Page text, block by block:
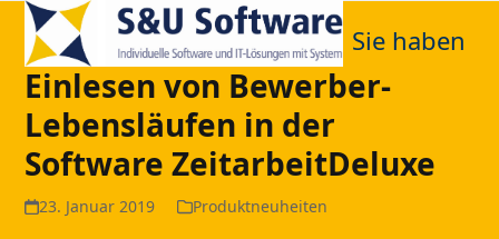
Skip
content
Open
mobile
menu
Close
mobile
menu
Einlesen von Bewerber-
Lebensläufen in der
Software ZeitarbeitDeluxe
23. Januar 2019 Produktneuheiten
Sie haben